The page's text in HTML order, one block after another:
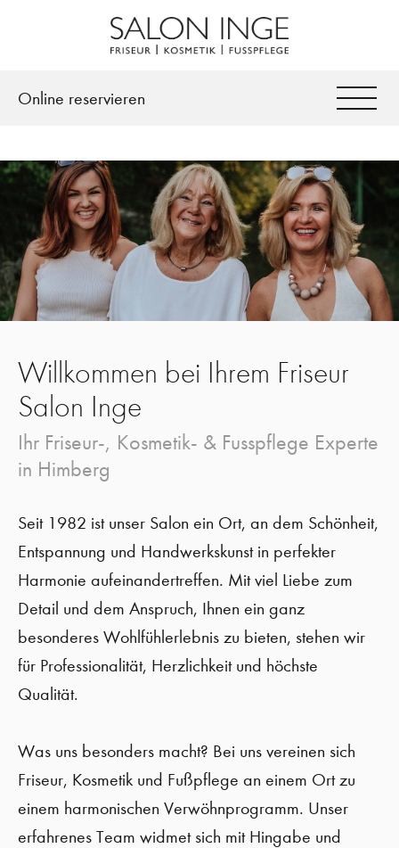
Online reservieren
Facebook
Willkommen bei Ihrem Friseur
Salon Inge
Ihr Friseur-, Kosmetik- & Fusspflege Experte
in Himberg
Seit 1982 ist unser Salon ein Ort, an dem Schönheit,
Entspannung und Handwerkskunst in perfekter
Harmonie aufeinandertreffen. Mit viel Liebe zum
Detail und dem Anspruch, Ihnen ein ganz
besonderes Wohlfühlerlebnis zu bieten, stehen wir
für Professionalität, Herzlichkeit und höchste
Qualität.
Was uns besonders macht? Bei uns vereinen sich
Friseur, Kosmetik und Fußpflege an einem Ort zu
einem harmonischen Verwöhnprogramm. Unser
erfahrenes Team widmet sich mit Hingabe und